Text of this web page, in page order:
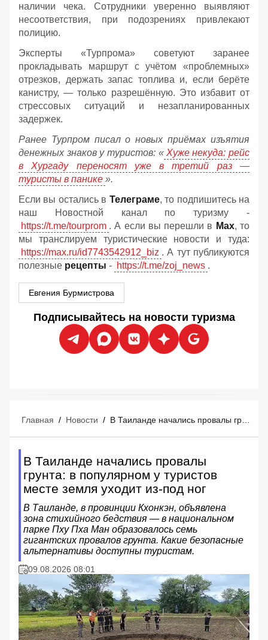
наличии чека. Сотрудники уверенно выявляют
несоответствия, при подозрениях привлекают
полицию.
Эксперты «Турпрома» советуют заранее
прокладывать маршрут с учётом «проблемных»
отрезков, держать запас топлива и, если берёте
канистру, — только разрешённую. Это избавит от
стрессовых ситуаций и незапланированных
задержек.
Ранее Турпром писал о новых приёмах изъятия
денежных знаков у туристов: « Хуже некуда: рейс
в Хургаду переносят уже в третий раз —
туристы в панике ».
Если вы остались в Телеграме, то подпишитесь на
наш Новостной канал по туризму -
https://t.me/tourprom . А если вы перешли в Мах, то
мы транслируем туристические новости и туда:
https://max.ru/id7743542912_biz . А тут публикуются
полезные рецепты - https://t.me/zoj_news .
Евгения Бурмистрова
Подписывайтесь на новости туризма
Главная / Новости /
В Таиланде начались провалы
грунта: в популярном у туристов
месте земля уходит из-под ног
В Таиланде, в провинции Кхонкэн, объявлена
зона стихийного бедствия — в национальном
парке Пху Пха Ман образовалось семь
гигантских провалов грунта. Какие безопасные
альтернативы доступны туристам.
09.08.2026 08:01